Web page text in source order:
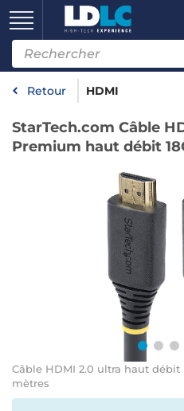
Retour HDMI
StarTech.com Câble
Premium haut débit
Câble HDMI 2.0 ultra haut
mètres